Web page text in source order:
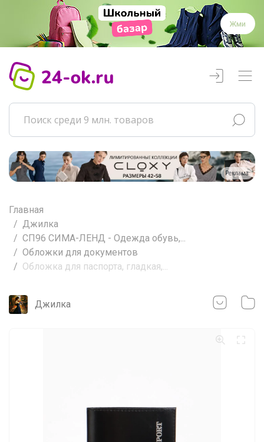
Жми
Реклама
Главная
Джилка
СП96 СИМА-ЛЕНД - Одежда обувь,...
Обложки для документов
Обложка для паспорта, гладкая,...
Джилка